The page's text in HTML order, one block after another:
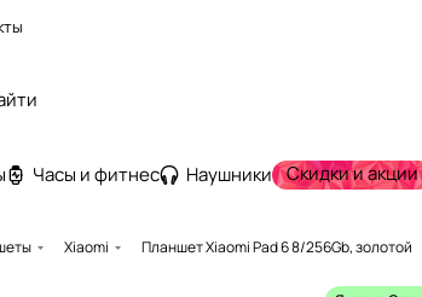
Часы и фитнес Наушники Скидки и акции
Xiaomi Планшет Xiaomi Pad 6 8/256Gb, золотой